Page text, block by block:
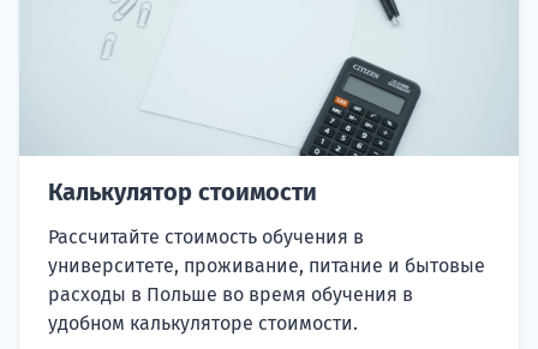
Калькулятор стоимости
Рассчитайте стоимость обучения в
университете, проживание, питание и бытовые
расходы в Польше во время обучения в
удобном калькуляторе стоимости.